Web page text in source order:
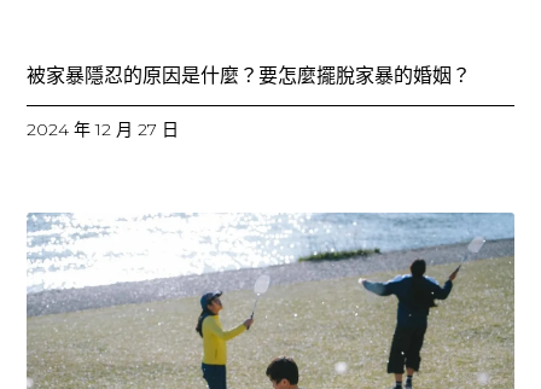
被家暴隱忍的原因是什麼？要怎麼擺脫家暴的婚姻？
2024 年 12 月 27 日